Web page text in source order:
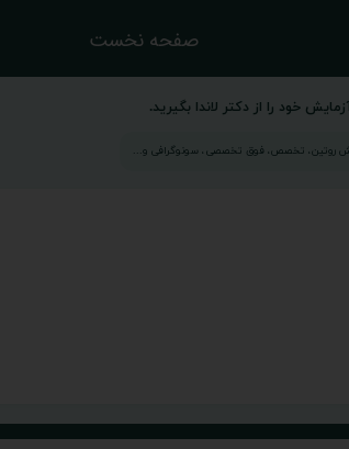
صفحه نخست
خود را از دکتر لاندا بگیرید.